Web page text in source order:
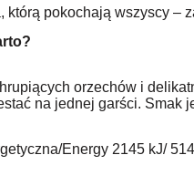
którą pokochają wszyscy –
orzechów i
na jednej garści. Smak
Energy 2145 kJ/